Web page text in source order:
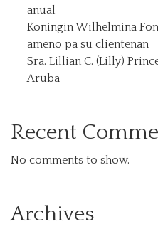
anual
Koningin Wilhelmina
ameno pa su clientenan
Sra. Lillian C. (Lilly)
Aruba
Recent
No comments to show.
Archives